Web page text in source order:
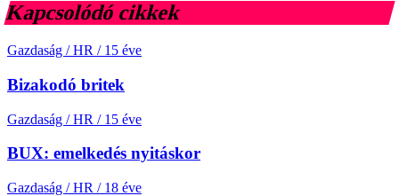
Kapcsolódó cikkek
Gazdaság / HR / 15 éve
Bizakodó britek
Gazdaság / HR / 15 éve
BUX: emelkedés nyitáskor
Gazdaság / HR / 18 éve